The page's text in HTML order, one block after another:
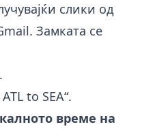
слики од
Замката се
.
to SEA“.
време на